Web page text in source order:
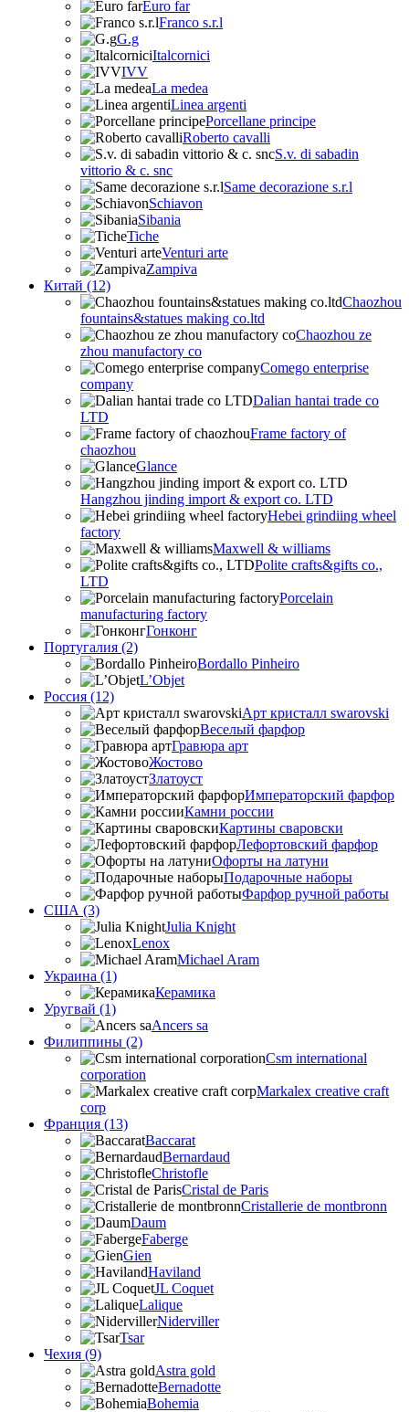
Euro far
Franco s.r.l
G.g
Italcornici
IVV
La medea
Linea argenti
Porcellane principe
Roberto cavalli
S.v. di sabadin
vittorio & c. snc
Same decorazione s.r.l
Schiavon
Sibania
Tiche
Venturi arte
Zampiva
Китай (12)
Chaozhou
fountains&statues making co.ltd
Chaozhou ze
zhou manufactory co
Comego enterprise
company
Dalian hantai trade co
LTD
Frame factory of
chaozhou
Glance
Hangzhou jinding import & export co. LTD
Hebei grindiing wheel
factory
Maxwell & williams
Polite crafts&gifts co.,
LTD
Porcelain
manufacturing factory
Гонконг
Португалия (2)
Bordallo Pinheiro
L’Objet
Россия (12)
Арт кристалл swarovski
Веселый фарфор
Гравюра арт
Жостово
Златоуст
Императорский фарфор
Камни россии
Картины сваровски
Лефортовский фарфор
Офорты на латуни
Подарочные наборы
Фарфор ручной работы
США (3)
Julia Knight
Lenox
Michael Aram
Украина (1)
Керамика
Уругвай (1)
Ancers sa
Филиппины (2)
Csm international
corporation
Markalex creative craft
corp
Франция (13)
Baccarat
Bernardaud
Christofle
Cristal de Paris
Cristallerie de montbronn
Daum
Faberge
Gien
Haviland
JL Coquet
Lalique
Niderviller
Tsar
Чехия (9)
Astra gold
Bernadotte
Bohemia